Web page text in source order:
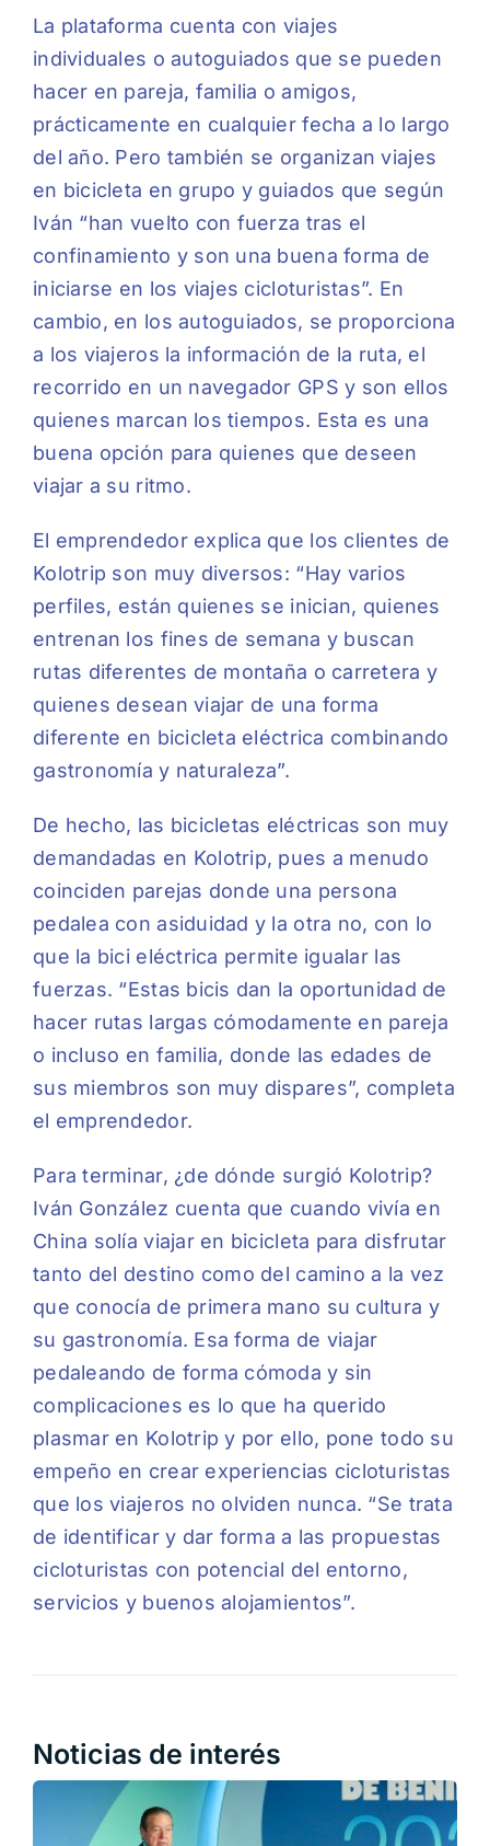
La plataforma cuenta con viajes
individuales o autoguiados que se pueden
hacer en pareja, familia o amigos,
prácticamente en cualquier fecha a lo largo
del año. Pero también se organizan viajes
en bicicleta en grupo y guiados que según
Iván “han vuelto con fuerza tras el
confinamiento y son una buena forma de
iniciarse en los viajes cicloturistas”. En
cambio, en los autoguiados, se proporciona
a los viajeros la información de la ruta, el
recorrido en un navegador GPS y son ellos
quienes marcan los tiempos. Esta es una
buena opción para quienes que deseen
viajar a su ritmo.
El emprendedor explica que los clientes de
Kolotrip son muy diversos: “Hay varios
perfiles, están quienes se inician, quienes
entrenan los fines de semana y buscan
rutas diferentes de montaña o carretera y
quienes desean viajar de una forma
diferente en bicicleta eléctrica combinando
gastronomía y naturaleza”.
De hecho, las bicicletas eléctricas son muy
demandadas en Kolotrip, pues a menudo
coinciden parejas donde una persona
pedalea con asiduidad y la otra no, con lo
que la bici eléctrica permite igualar las
fuerzas. “Estas bicis dan la oportunidad de
hacer rutas largas cómodamente en pareja
o incluso en familia, donde las edades de
sus miembros son muy dispares”, completa
el emprendedor.
Para terminar, ¿de dónde surgió Kolotrip?
Iván González cuenta que cuando vivía en
China solía viajar en bicicleta para disfrutar
tanto del destino como del camino a la vez
que conocía de primera mano su cultura y
su gastronomía. Esa forma de viajar
pedaleando de forma cómoda y sin
complicaciones es lo que ha querido
plasmar en Kolotrip y por ello, pone todo su
empeño en crear experiencias cicloturistas
que los viajeros no olviden nunca. “Se trata
de identificar y dar forma a las propuestas
cicloturistas con potencial del entorno,
servicios y buenos alojamientos”.
Noticias de interés